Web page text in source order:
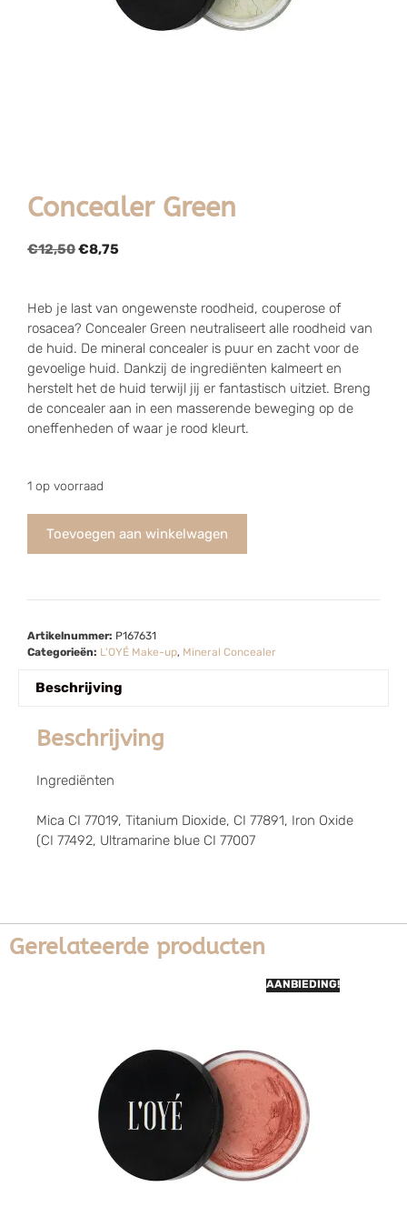
Concealer Green
€12,50€8,75
Heb je last van ongewenste roodheid, couperose of
rosacea? Concealer Green neutraliseert alle roodheid van
de huid. De mineral concealer is puur en zacht voor de
gevoelige huid. Dankzij de ingrediënten kalmeert en
herstelt het de huid terwijl jij er fantastisch uitziet. Breng
de concealer aan in een masserende beweging op de
oneffenheden of waar je rood kleurt.
1 op voorraad
Toevoegen aan winkelwagen
Artikelnummer: P167631
Categorieën: L'OYÉ Make-up, Mineral Concealer
Beschrijving
Beschrijving
Ingrediënten
Mica CI 77019, Titanium Dioxide, CI 77891, Iron Oxide
(CI 77492, Ultramarine blue CI 77007
Gerelateerde producten
AANBIEDING!